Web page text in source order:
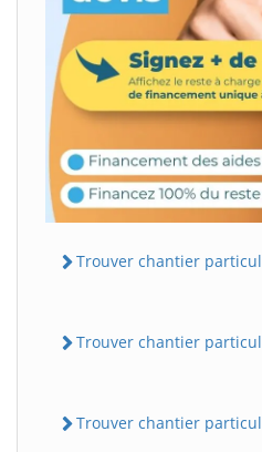
Trouver chantier
Trouver chantier
Trouver chantier